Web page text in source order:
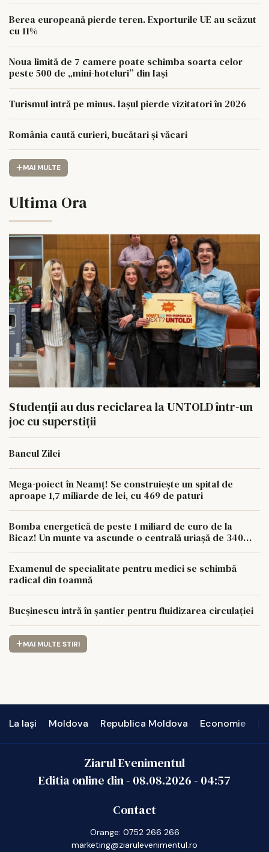
Berea europeană pierde teren. Exporturile UE au scăzut
cu 11%
Noua limită de 7 camere poate schimba soarta celor
peste 500 de „mini-hoteluri” din Iași
Turismul intră pe minus. Iașul pierde vizitatori în 2026
România caută curieri, bucătari și văcari
MAI MULTE
Ultima Ora
Studenții au dus reciclarea la UNTOLD într-un
joc cu superstiții
Bancul Zilei
Mega-poiect în Neamț! Se construiește un spital de
aproape 1,7 miliarde de lei, cu 469 de paturi
Bomba energetică de peste 1 miliard de euro de la
Bicaz! Un munte va ascunde o centrală uriașă de 340
MW
Examenul de specialitate pentru medici se schimbă
radical din toamnă
Bucșinescu intră în șantier pentru fluidizarea circulației
MAI MULTE STIRI
La Iași Moldova Republica Moldova Economie
Ziarul Evenimentul
Editia online din - 08.08.2026- 04:57
Contact
Orange: 0752 266 266
marketing@ziarulevenimentul.ro